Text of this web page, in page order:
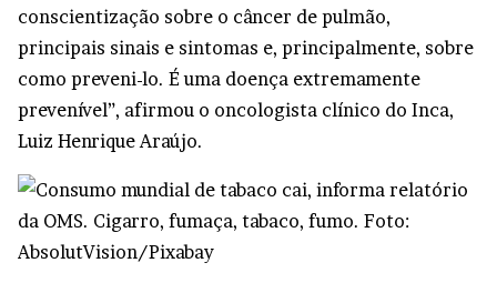
conscientização sobre o câncer de pulmão,
principais sinais e sintomas e, principalmente, sobre
como preveni-lo. É uma doença extremamente
prevenível”, afirmou o oncologista clínico do Inca,
Luiz Henrique Araújo.